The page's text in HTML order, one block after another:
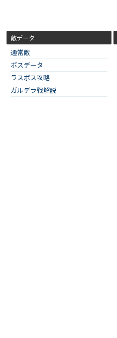
敵データ
通常敵
ボスデータ
ラスボス攻略
ガルデラ戦解説